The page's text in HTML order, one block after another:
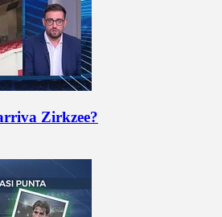
Zirkzee?